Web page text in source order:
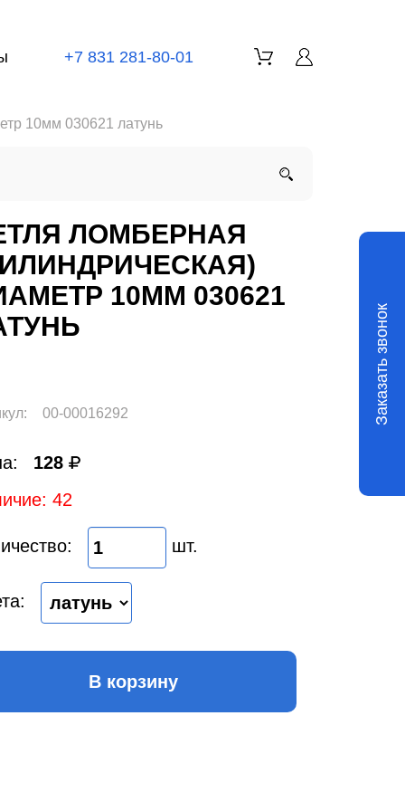
+7 831 281-80-01
10мм 030621 латунь
ЛОМБЕРНАЯ
10ММ 030621
00-00016292
128
42
шт.
В корзину
Заказать звонок